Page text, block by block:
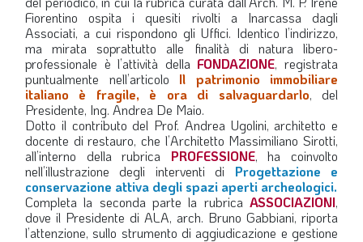
Fiorentino ospita i quesiti rivolti a Inarcassa dagli
Associati, a cui rispondono gli Uffici. Identico l’indirizzo,
ma mirata soprattutto alle finalità di natura libero-
professionale è l’attività della FONDAZIONE, registrata
puntualmente nell’articolo Il patrimonio immobiliare
italiano è fragile, è ora di salvaguardarlo, del
Presidente, Ing. Andrea De Maio.
Dotto il contributo del Prof. Andrea Ugolini, architetto e
docente di restauro, che l’Architetto Massimiliano Sirotti,
all’interno della rubrica PROFESSIONE, ha coinvolto
nell’illustrazione degli interventi di Progettazione e
conservazione attiva degli spazi aperti archeologici.
Completa la seconda parte la rubrica ASSOCIAZIONI,
dove il Presidente di ALA, arch. Bruno Gabbiani, riporta
l’attenzione, sullo strumento di aggiudicazione e gestione